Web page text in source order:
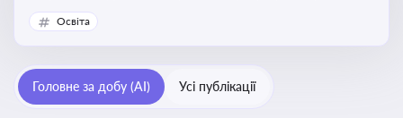
сфері фізичної культури та спорту, включаючи
оздоровлення населення, професійний і аматорський
потенціалу, соціального захисту та ефективної
реалізації державної політики у цій галузі
Освіта
Головне за добу (AI) Усі публікації